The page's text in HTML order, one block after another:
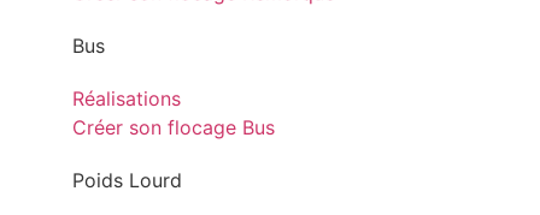
Bus
Réalisations
Créer son flocage Bus
Poids Lourd